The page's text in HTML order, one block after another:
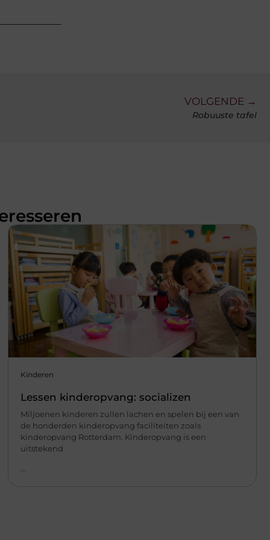
VOLGENDE →
Robuuste tafel
Kinderen
Lessen kinderopvang: socializen
Miljoenen kinderen zullen lachen en spelen bij een van
de honderden kinderopvang faciliteiten zoals
kinderopvang Rotterdam. Kinderopvang is een
uitstekend
...